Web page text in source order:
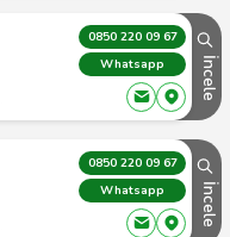
0850 220 09 67
Whatsapp
İncele
0850 220 09 67
Whatsapp
İncele